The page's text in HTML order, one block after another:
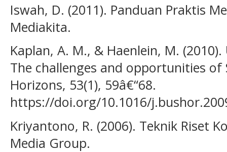
Iswah, D. (2011). Panduan Praktis
Mediakita.
Kaplan, A. M., & Haenlein, M.
The challenges and opportunities of
Horizons, 53(1), 59â€“68.
https://doi.org/10.1016/
Kriyantono, R. (2006). Teknik Riset
Media Group.